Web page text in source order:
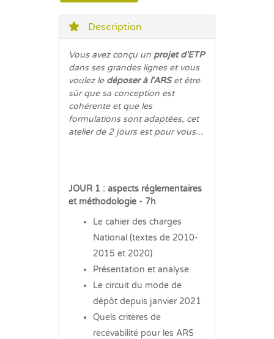
Description
Vous avez conçu un projet d'ETP
dans ses grandes lignes et vous
voulez le déposer à l'ARSet être
sûr que sa conception est
cohérente et que les
formulations sont adaptées, cet
atelier de 2 jours est pour vous...
JOUR 1 : aspects réglementaires
et méthodologie - 7h
Le cahier des charges
National (textes de 2010-
2015 et 2020)
Présentation et analyse
Le circuit du mode de
dépôt depuis janvier 2021
Quels critères de
recevabilité pour les ARS